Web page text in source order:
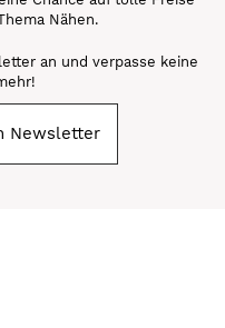
Nähen.
an und verpasse keine
Newsletter